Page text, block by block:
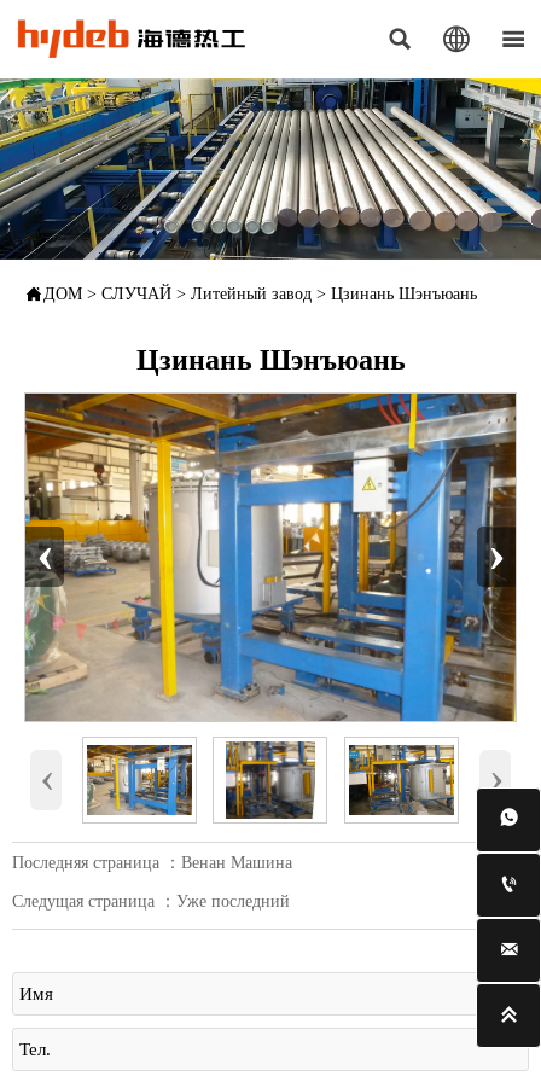
  
 ДОМ > СЛУЧАЙ > Литейный завод > Цзинань Шэнъюань
Цзинань Шэнъюань
‹ ›
‹ ›
Последняя страница ： Венан Машина
Следущая страница ：Уже последний



